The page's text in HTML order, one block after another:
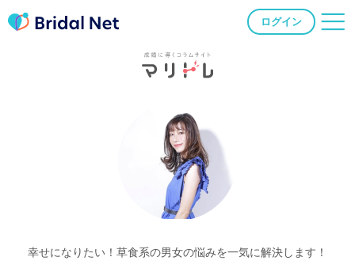
ログイン
幸せになりたい！草食系の男女の悩みを一気に解決します！